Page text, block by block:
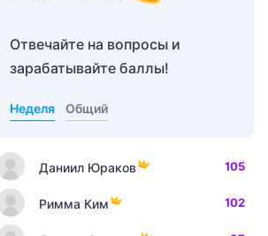
Отвечайте на вопросы и
зарабатывайте баллы!
Неделя Общий
Даниил Юраков 105
Римма Ким 102